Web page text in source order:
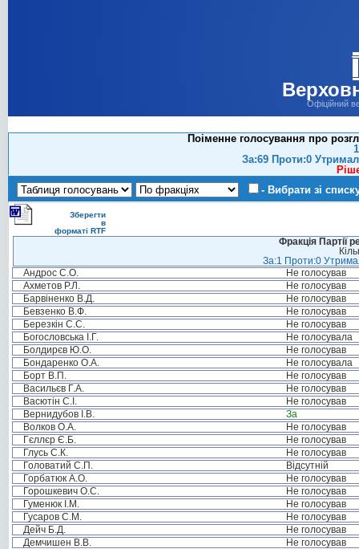
Офіційний
Поіменне голосування про
За:69 Проти:0
- Вибрати зі
Зберегти
в
форматі RTF
Фракція Партії
За:1 Проти:0
Андрос С.О.
Не голосував
Ахметов Р.Л.
Не голосував
Барвіненко В.Д.
Не голосував
Бевзенко В.Ф.
Не голосував
Березкін С.С.
Не голосував
Богословська І.Г.
Не голосувала
Болдирєв Ю.О.
Не голосував
Бондаренко О.А.
Не голосувала
Борт В.П.
Не голосував
Васильєв Г.А.
Не голосував
Васютін С.І.
Не голосував
Вернидубов І.В.
За
Волков О.А.
Не голосував
Гєллєр Є.Б.
Не голосував
Глусь С.К.
Не голосував
Головатий С.П.
Відсутній
Горбатюк А.О.
Не голосував
Горошкевич О.С.
Не голосував
Гуменюк І.М.
Не голосував
Гусаров С.М.
Не голосував
Дейч Б.Д.
Не голосував
Демчишен В.В.
Не голосував